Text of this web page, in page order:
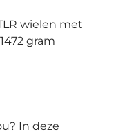
wielen met
gram